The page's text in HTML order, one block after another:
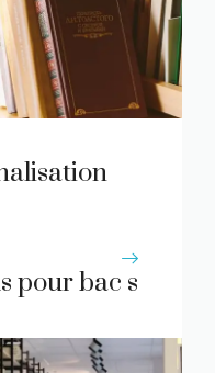
pour bac s